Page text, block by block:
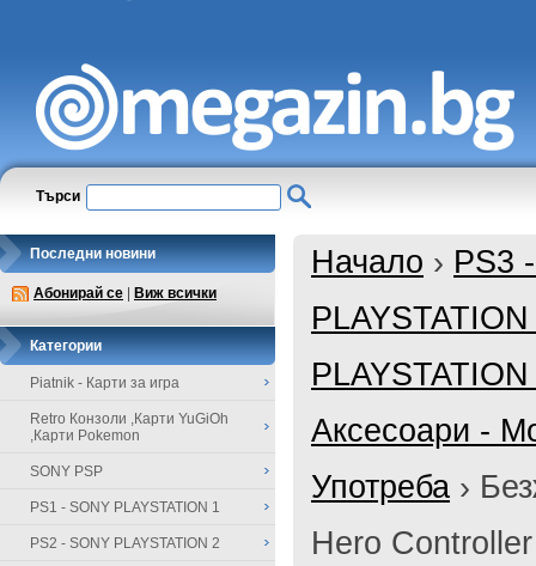
Търси
Последни новини
Абонирай се Виж всички
Категории
Piatnik - Карти за игра
Retro Конзоли ,Карти YuGiOh
,Карти Pokemon
SONY PSP
PS1 - SONY PLAYSTATION 1
PS2 - SONY PLAYSTATION 2
Начало › PS3
Аксесоари -
Употреба ›
Hero